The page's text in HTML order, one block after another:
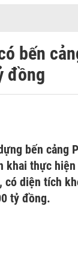
bến
đồng
bến cảng
thực hiện
có diện tích
tỷ đồng.